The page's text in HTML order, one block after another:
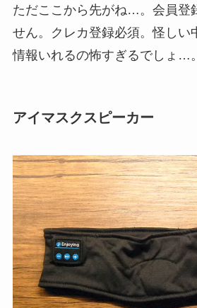
ただここから先がね…。会員登
せん。クレカ登録必須。怪しい
情報いれるの怖すぎるでしょ…。
アイマスクスピーカー